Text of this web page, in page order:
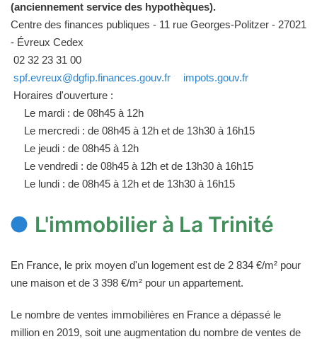
(anciennement service des hypothèques).
Centre des finances publiques - 11 rue Georges-Politzer - 27021
- Évreux Cedex
02 32 23 31 00
spf.evreux@dgfip.finances.gouv.fr
impots.gouv.fr
Horaires d'ouverture :
Le mardi : de 08h45 à 12h
Le mercredi : de 08h45 à 12h et de 13h30 à 16h15
Le jeudi : de 08h45 à 12h
Le vendredi : de 08h45 à 12h et de 13h30 à 16h15
Le lundi : de 08h45 à 12h et de 13h30 à 16h15
L'immobilier à La Trinité
En France, le prix moyen d'un logement est de 2 834 €/m² pour
une maison et de 3 398 €/m² pour un appartement.
Le nombre de ventes immobilières en France a dépassé le
million en 2019, soit une augmentation du nombre de ventes de